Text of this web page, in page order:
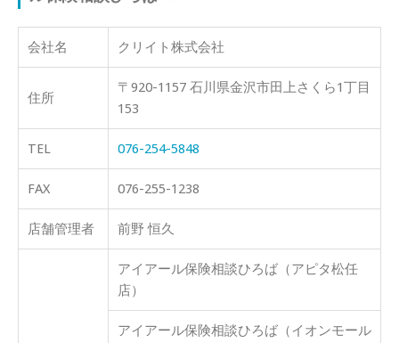
会社名 クリイト株式会社
住所
〒920-1157 石川県金沢市田上さくら1丁目
153
TEL 076-254-5848
FAX 076-255-1238
店舗管理者 前野 恒久
アイアール保険相談ひろば（アピタ松任
店）
アイアール保険相談ひろば（イオンモール